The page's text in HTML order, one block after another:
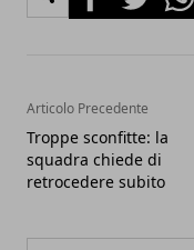
Articolo Precedente
Troppe sconfitte: la
squadra chiede di
retrocedere subito